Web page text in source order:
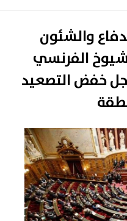
والشئون
الفرنسي
خفض التصعيد